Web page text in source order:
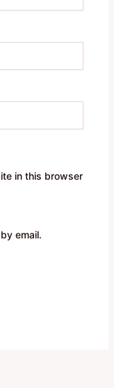
in this browser
email.